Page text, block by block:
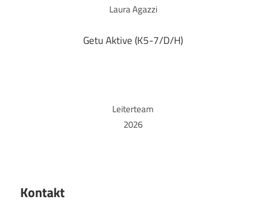
Laura Agazzi
Getu Aktive (K5-7/D/H)
Leiterteam
2026
Kontakt